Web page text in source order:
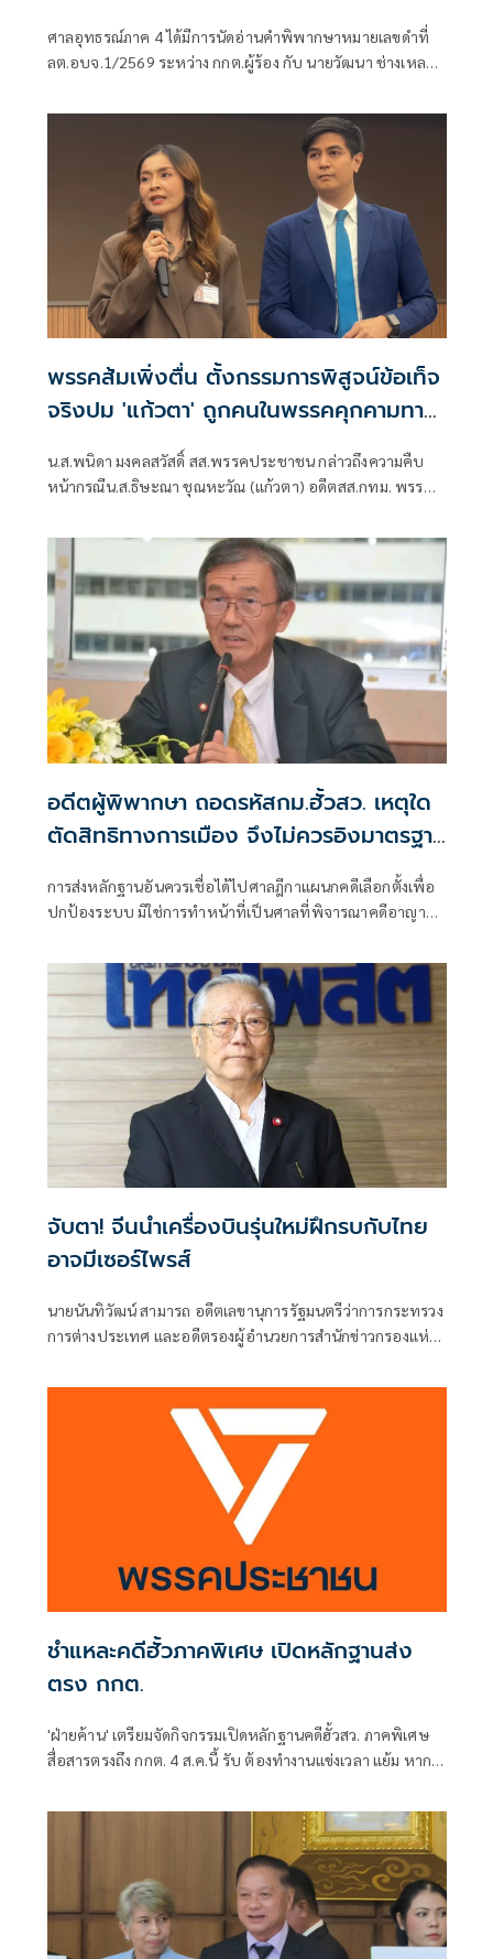
ศาลอุทธรณ์ภาค 4 ได้มีการนัดอ่านคำพิพากษาหมายเลขดำที่
ลต.อบจ.1/2569 ระหว่าง กกต.ผู้ร้อง กับ นายวัฒนา ช่างเหลา
บริหารท้องถิ่น (ขอให้มีการเลือกตั้ง นายก อบจ.ใหม่)
พรรคส้มเพิ่งตื่น ตั้งกรรมการพิสูจน์ข้อเท็จ
จริงปม 'แก้วตา' ถูกคนในพรรคคุกคามทาง
น.ส.พนิดา มงคลสวัสดิ์ สส.พรรคประชาชน กล่าวถึงความคืบ
หน้ากรณีน.ส.ธิษะณา ชุณหะวัณ (แก้วตา) อดีตสส.กทม. พรรค
ไม่มีผู้ที่มีส่วนเกี่ยวข้องกับสภาชุดที่ผ่านมาขึ้นมา เพื่อเปิดพื้นที่
ให้ผู้เสียหายรู้สึกสบายใจที่สุด วางใจที่สุด และปลอดภัยที่สุด
อดีตผู้พิพากษา ถอดรหัสกม.ฮั้วสว. เหตุใด
ตัดสิทธิทางการเมือง จึงไม่ควรอิงมาตรฐาน
เดียวกับคดีอาญา
การส่งหลักฐานอันควรเชื่อได้ไปศาลฎีกาแผนกคดีเลือกตั้งเพื่อ
ปกป้องระบบ มิใช่การทำหน้าที่เป็นศาลที่พิจารณาคดีอาญา
จับตา! จีนนำเครื่องบินรุ่นใหม่ฝึกรบกับไทย
อาจมีเซอร์ไพรส์
นายนันทิวัฒน์ สามารถ อดีตเลขานุการรัฐมนตรีว่าการกระทรวง
การต่างประเทศ และอดีตรองผู้อำนวยการสำนักข่าวกรองแห่ง
ชำแหละคดีฮั้วภาคพิเศษ เปิดหลักฐานส่ง
ตรง กกต.
'ฝ่ายค้าน' เตรียมจัดกิจกรรมเปิดหลักฐานคดีฮั้วสว. ภาคพิเศษ
สื่อสารตรงถึง กกต. 4 ส.ค.นี้ รับ ต้องทำงานแข่งเวลา แย้ม หาก
การปฏิบัติหน้าที่หรือไม่